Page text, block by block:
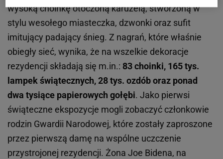
wysoką choinkę otoczoną karuzelą, stworzoną w
stylu wesołego miasteczka, dzwonki oraz sufit
imitujący padający śnieg. Z nagrań, które właśnie
obiegły sieć, wynika, że na wszelkie dekoracje
rezydencji składają się m.in.: 83 choinki, 165 tys.
lampek świątecznych, 28 tys. ozdób oraz ponad
dwa tysiące papierowych gołębi. Jako pierwsi
świąteczne ekspozycje mogli zobaczyć członkowie
rodzin Gwardii Narodowej, które zostały zaproszone
przez pierwszą damę na wspólne uczczenie
przystrojonej rezydencji. Żona Joe Bidena, na